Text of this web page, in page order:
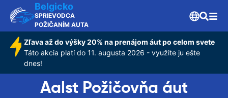
Belgicko
SPRIEVODCA
POŽIČANÍM AUTA
Zľava až do výšky 20% na prenájom áut po celom svete
Táto akcia platí do 11. augusta 2026 - využite ju ešte
dnes!
Aalst Požičovňa áut